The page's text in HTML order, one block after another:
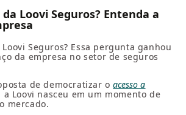
Loovi Seguros? Entenda a
Seguros? Essa pergunta ganhou
da empresa no setor de seguros
de democratizar oacesso a
a Loovi nasceu em um momento de
mercado.